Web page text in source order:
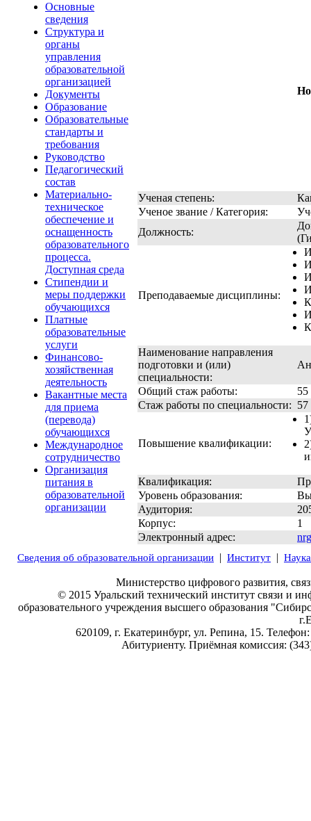
Основные
сведения
Структура и
органы
управления
образовательной
организацией
Документы
Образование
Образовательные
стандарты и
требования
Руководство
Педагогический
состав
Материально-
техническое
обеспечение и
оснащенность
образовательного
процесса.
Доступная среда
Стипендии и
меры поддержки
обучающихся
Платные
образовательные
услуги
Финансово-
хозяйственная
деятельность
Вакантные места
для приема
(перевода)
обучающихся
Международное
сотрудничество
Организация
питания в
образовательной
организации
Ученая степень:
Ученое звание / Категория:
Должность:
Преподаваемые дисциплины:
Наименование направления
подготовки и (или)
специальности:
Общий стаж работы:
55
Стаж работы по специальности: 57
Повышение квалификации:
Квалификация:
Уровень образования:
Аудитория:
Корпус:
1
Электронный адрес:
Сведения об образовательной организации | Институт | Наука
Министерство цифрового развития,
© 2015 Уральский технический институт связи и
образовательного учреждения высшего образования
620109, г. Екатеринбург, ул. Репина, 15.
Абитуриенту. Приёмная комиссия: